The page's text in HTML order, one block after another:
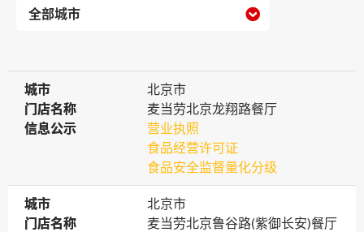

城市
城市
北京市
门店名称
门店名称
麦当劳北京龙翔路餐厅
信息公示
信息公示
营业执照
食品经营许可证
食品安全监督量化分级
城市
城市
北京市
门店名称
门店名称
麦当劳北京鲁谷路(紫御长安)餐厅